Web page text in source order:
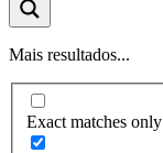
Mais resultados...
Exact matches only